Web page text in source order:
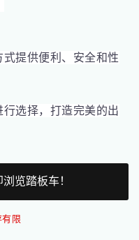
提供便利、安全和性
选择，打造完美的出
览踏板车！
限